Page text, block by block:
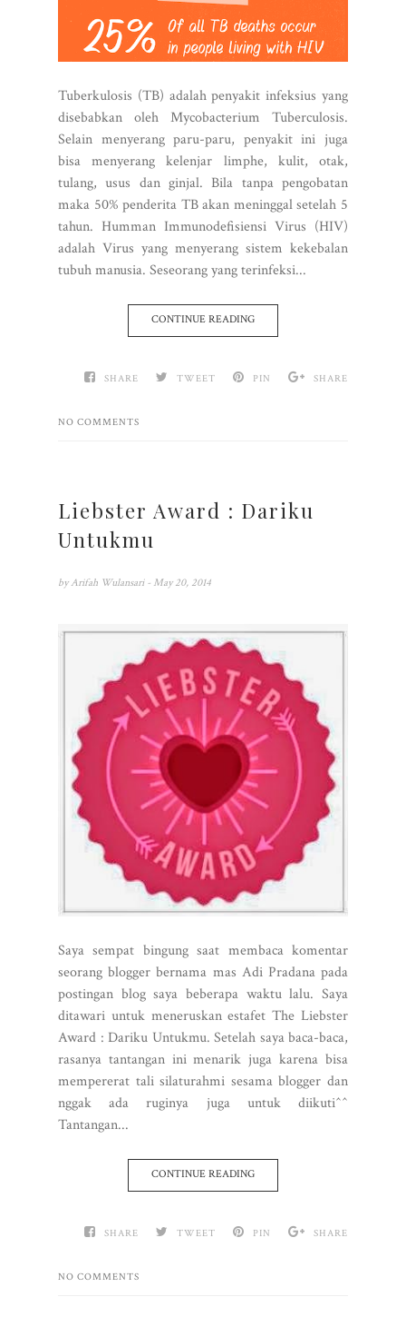
Tuberkulosis (TB) adalah penyakit infeksius yang
disebabkan oleh Mycobacterium Tuberculosis.
Selain menyerang paru-paru, penyakit ini juga
bisa menyerang kelenjar limphe, kulit, otak,
tulang, usus dan ginjal. Bila tanpa pengobatan
maka 50% penderita TB akan meninggal setelah 5
tahun. Humman Immunodefisiensi Virus (HIV)
adalah Virus yang menyerang sistem kekebalan
tubuh manusia. Seseorang yang terinfeksi...
CONTINUE READING
SHARE TWEET PIN SHARE
NO COMMENTS
Liebster Award : Dariku
Untukmu
by Arifah Wulansari - May 20, 2014
Saya sempat bingung saat membaca komentar
seorang blogger bernama mas Adi Pradana pada
postingan blog saya beberapa waktu lalu. Saya
ditawari untuk meneruskan estafet The Liebster
Award : Dariku Untukmu. Setelah saya baca-baca,
rasanya tantangan ini menarik juga karena bisa
mempererat tali silaturahmi sesama blogger dan
nggak ada ruginya juga untuk diikuti^^
Tantangan...
CONTINUE READING
SHARE TWEET PIN SHARE
NO COMMENTS